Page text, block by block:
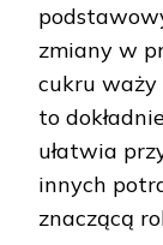
zmiany w
cukru waży
to
ułatwia
innych
znaczącą